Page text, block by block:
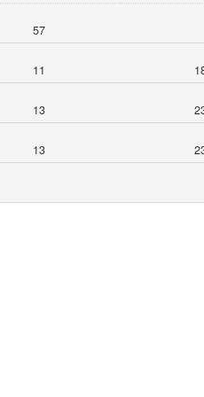
57
11
13
13